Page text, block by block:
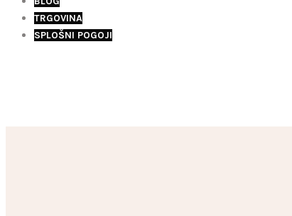
TRGOVINA
SPLOŠNI POGOJI